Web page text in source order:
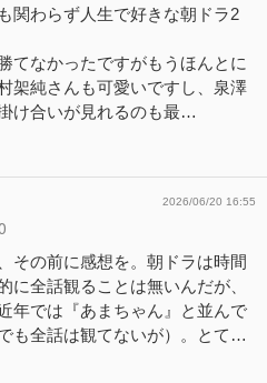
関わらず人生で好きな朝ドラ2
てなかったですがもうほんとに
架純さんも可愛いですし、泉澤
け合いが見れるのも最…
2026/06/20 16:55
その前に感想を。朝ドラは時間
に全話観ることは無いんだが、
年では『あまちゃん』と並んで
も全話は観てないが）。とて…